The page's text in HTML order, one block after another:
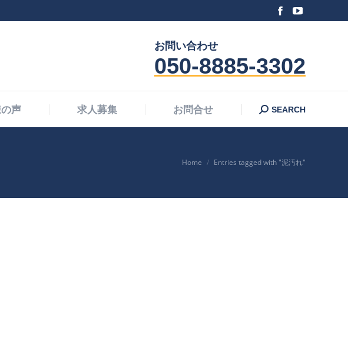
Facebook
in
new
window
YouTube
in
new
window
お問い合わせ
050-8885-3302
声 求人募集 お問合せ Search:
SEARCH
You are here:
Home Entries tagged with "泥汚れ"